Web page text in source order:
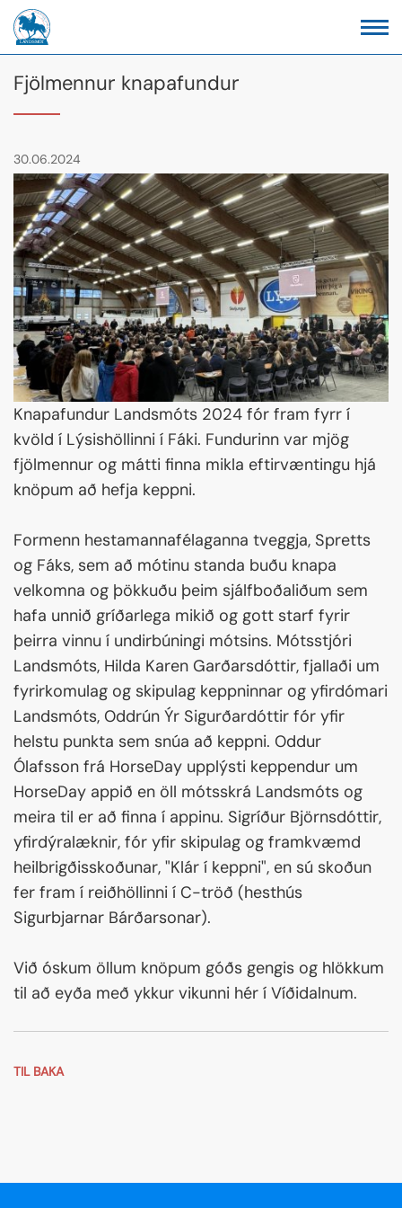
Fjölmennur knapafundur
30.06.2024
Knapafundur Landsmóts 2024 fór fram fyrr í
kvöld í Lýsishöllinni í Fáki. Fundurinn var mjög
fjölmennur og mátti finna mikla eftirvæntingu hjá
knöpum að hefja keppni.
Formenn hestamannafélaganna tveggja, Spretts
og Fáks, sem að mótinu standa buðu knapa
velkomna og þökkuðu þeim sjálfboðaliðum sem
hafa unnið gríðarlega mikið og gott starf fyrir
þeirra vinnu í undirbúningi mótsins. Mótsstjóri
Landsmóts, Hilda Karen Garðarsdóttir, fjallaði um
fyrirkomulag og skipulag keppninnar og yfirdómari
Landsmóts, Oddrún Ýr Sigurðardóttir fór yfir
helstu punkta sem snúa að keppni. Oddur
Ólafsson frá HorseDay upplýsti keppendur um
HorseDay appið en öll mótsskrá Landsmóts og
meira til er að finna í appinu. Sigríður Björnsdóttir,
yfirdýralæknir, fór yfir skipulag og framkvæmd
heilbrigðisskoðunar, "Klár í keppni", en sú skoðun
fer fram í reiðhöllinni í C-tröð (hesthús
Sigurbjarnar Bárðarsonar).
Við óskum öllum knöpum góðs gengis og hlökkum
til að eyða með ykkur vikunni hér í Víðidalnum.
TIL BAKA